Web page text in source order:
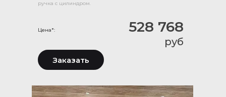
528 768
руб
Цена*:
ручка с цилиндром.
Заказать